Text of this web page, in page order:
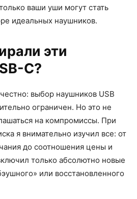
ваши уши могут стать
идеальных наушников.
эти
C?
выбор наушников USB
ограничен. Но это не
на компромиссы. При
я внимательно изучил все: от
до соотношения цены и
только абсолютно новые
или восстановленного